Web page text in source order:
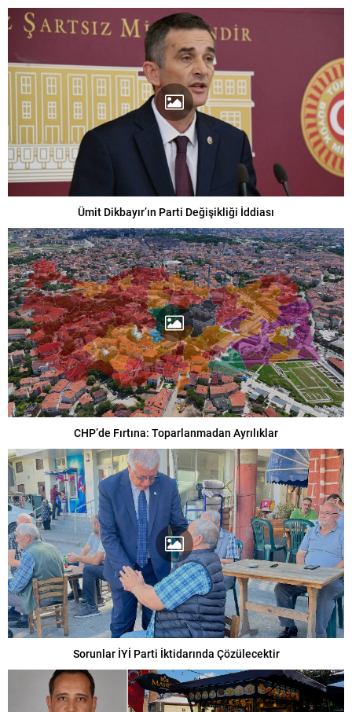
Ümit Dikbayır’ın Parti Değişikliği İddiası
CHP’de Fırtına: Toparlanmadan Ayrılıklar
Sorunlar İYİ Parti İktidarında Çözülecektir